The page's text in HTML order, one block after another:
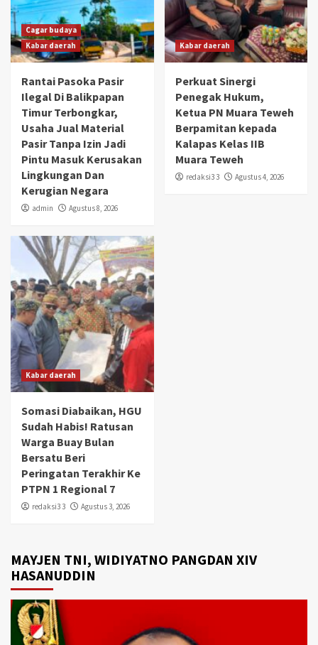
Cagar budaya
Kabar daerah
Rantai Pasoka Pasir
Ilegal Di Balikpapan
Timur Terbongkar,
Usaha Jual Material
Pasir Tanpa Izin Jadi
Pintu Masuk Kerusakan
Lingkungan Dan
Kerugian Negara
admin Agustus 8, 2026
Kabar daerah
Perkuat Sinergi
Penegak Hukum,
Ketua PN Muara Teweh
Berpamitan kepada
Kalapas Kelas IIB
Muara Teweh
redaksi3 3 Agustus 4, 2026
Kabar daerah
Somasi Diabaikan, HGU
Sudah Habis! Ratusan
Warga Buay Bulan
Bersatu Beri
Peringatan Terakhir Ke
PTPN 1 Regional 7
redaksi3 3 Agustus 3, 2026
MAYJEN TNI, WIDIYATNO PANGDAN XIV
HASANUDDIN